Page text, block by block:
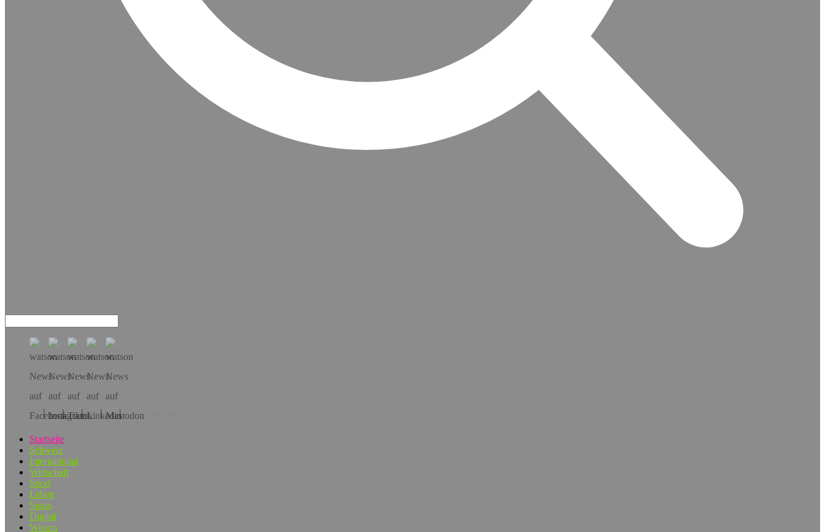
Hol dir die App!
Startseite
Schweiz
International
Wirtschaft
Sport
Leben
Spass
Digital
Wissen